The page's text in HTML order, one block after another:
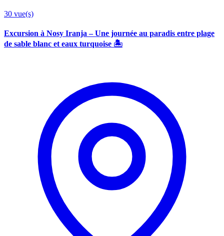
30 vue(s)
Excursion à Nosy Iranja – Une journée au paradis entre plage
de sable blanc et eaux turquoise 🏝️